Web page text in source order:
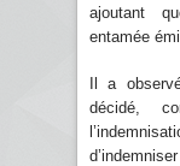
ajoutant
entamée
Il a
décidé,